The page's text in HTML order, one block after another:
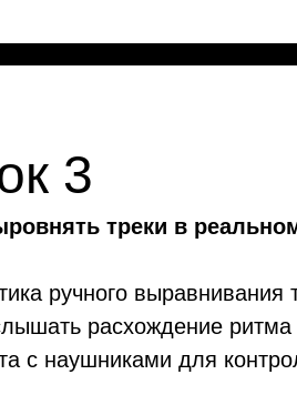
треки в
ручного выравнивания
расхождение ритма
с наушниками для
3